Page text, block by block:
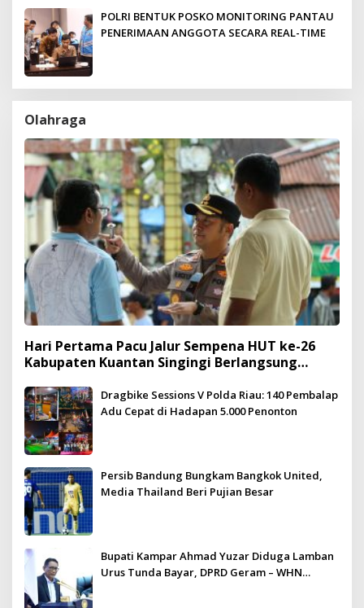
POLRI BENTUK POSKO MONITORING PANTAU
PENERIMAAN ANGGOTA SECARA REAL-TIME
Olahraga
Hari Pertama Pacu Jalur Sempena HUT ke-26
Kabupaten Kuantan Singingi Berlangsung
Dragbike Sessions V Polda Riau: 140 Pembalap
Adu Cepat di Hadapan 5.000 Penonton
Persib Bandung Bungkam Bangkok United,
Media Thailand Beri Pujian Besar
Bupati Kampar Ahmad Yuzar Diduga Lamban
Urus Tunda Bayar, DPRD Geram – WHN